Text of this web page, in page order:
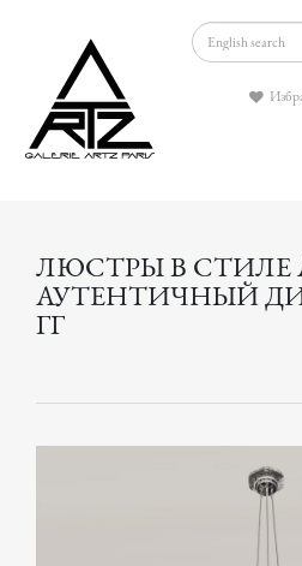
ЛЮСТРЫ В СТИЛЕ
АУТЕНТИЧНЫЙ
ГГ